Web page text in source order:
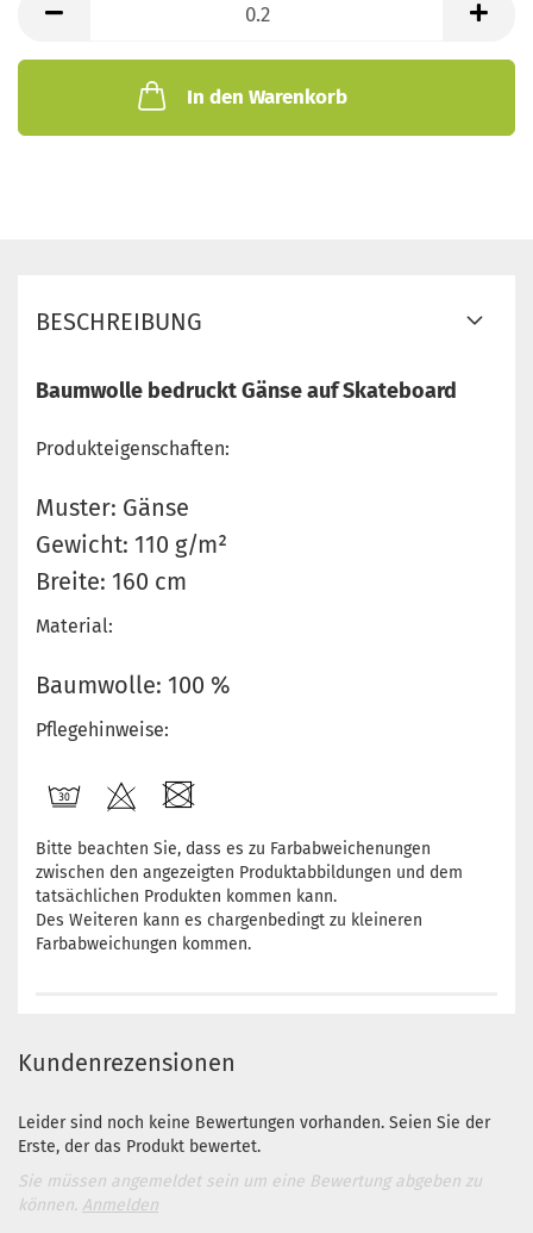
Meter
In den Warenkorb
BESCHREIBUNG
Baumwolle bedruckt Gänse auf Skateboard
Produkteigenschaften:
Muster: Gänse
Gewicht: 110 g/m²
Breite: 160 cm
Material:
Baumwolle: 100 %
Pflegehinweise:
Bitte beachten Sie, dass es zu Farbabweichenungen
zwischen den angezeigten Produktabbildungen und dem
tatsächlichen Produkten kommen kann.
Des Weiteren kann es chargenbedingt zu kleineren
Farbabweichungen kommen.
Kundenrezensionen
Leider sind noch keine Bewertungen vorhanden. Seien Sie der
Erste, der das Produkt bewertet.
Sie müssen angemeldet sein um eine Bewertung abgeben zu
können. Anmelden